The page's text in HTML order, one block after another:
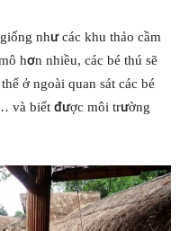
như các khu thảo cầm
hơn nhiều, các bé thú sẽ
ở ngoài quan sát các bé
và biết được môi trường